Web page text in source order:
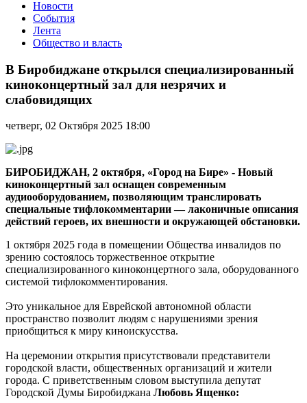
Новости
События
Лента
Общество и власть
Биробиджане
открылся
специализированный
киноконцертный
для
и
В Биробиджане открылся специализированный
киноконцертный зал для незрячих и
слабовидящих
четверг, 02 Октября 2025 18:00
БИРОБИДЖАН, 2 октября, «Город на Бире» - Новый
киноконцертный зал оснащен современным
аудиооборудованием, позволяющим транслировать
специальные тифлокомментарии — лаконичные описания
действий героев, их внешности и окружающей обстановки.
1 октября 2025 года в помещении Общества инвалидов по
зрению состоялось торжественное открытие
специализированного киноконцертного зала, оборудованного
системой тифлокомментирования.
Это уникальное для Еврейской автономной области
пространство позволит людям с нарушениями зрения
приобщиться к миру киноискусства.
На церемонии открытия присутствовали представители
городской власти, общественных организаций и жители
города. С приветственным словом выступила депутат
Городской Думы Биробиджана Любовь Ященко: